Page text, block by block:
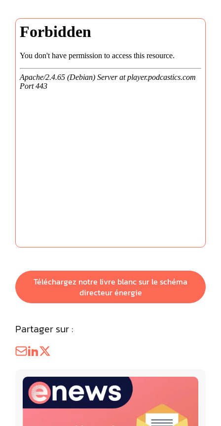
Téléchargez notre livre blanc sur le schéma
directeur énergie
Partager sur :